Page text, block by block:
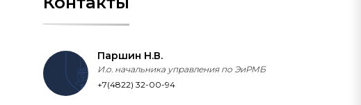
Паршин Н.В.
И.о. начальника управления по ЭиРМБ
+7(4822) 32-00-94